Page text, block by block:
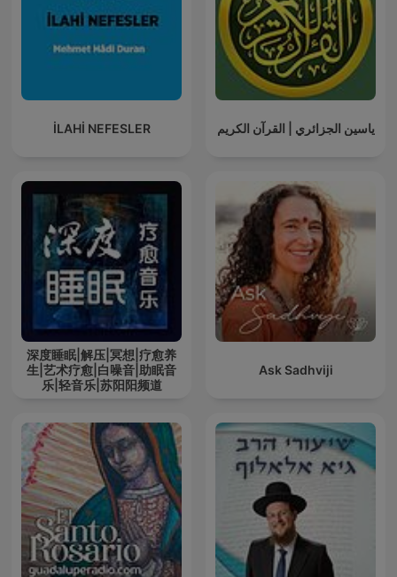
İLAHİ NEFESLER ياسين الجزائري | القرآن الكريم
深度睡眠|解压|冥想|疗愈养
生|艺术疗愈|白噪音|助眠音
乐|轻音乐|苏阳阳频道
Ask Sadhviji